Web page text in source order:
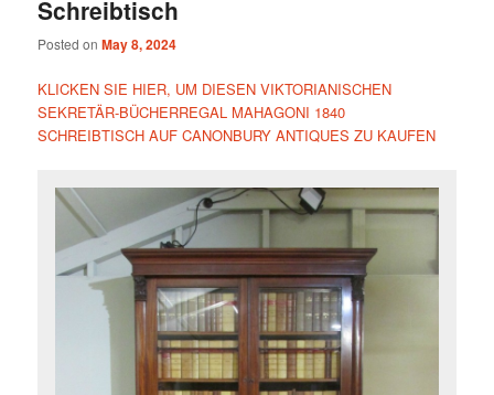
Schreibtisch
Posted onMay 8, 2024
KLICKEN SIE HIER, UM DIESEN VIKTORIANISCHEN
SEKRETÄR-BÜCHERREGAL MAHAGONI 1840
SCHREIBTISCH AUF CANONBURY ANTIQUES ZU KAUFEN